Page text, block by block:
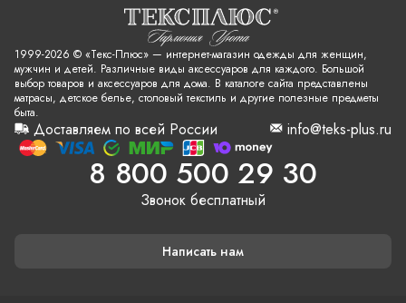
1999-2026 © «Текс-Плюс» — интернет-магазин одежды для женщин,
мужчин и детей. Различные виды аксессуаров для каждого. Большой
выбор товаров и аксессуаров для дома. В каталоге сайта представлены
матрасы, детское белье, столовый текстиль и другие полезные предметы
быта.
Доставляем по всей России info@teks-plus.ru
8 800 500 29 30
Звонок бесплатный
Написать нам